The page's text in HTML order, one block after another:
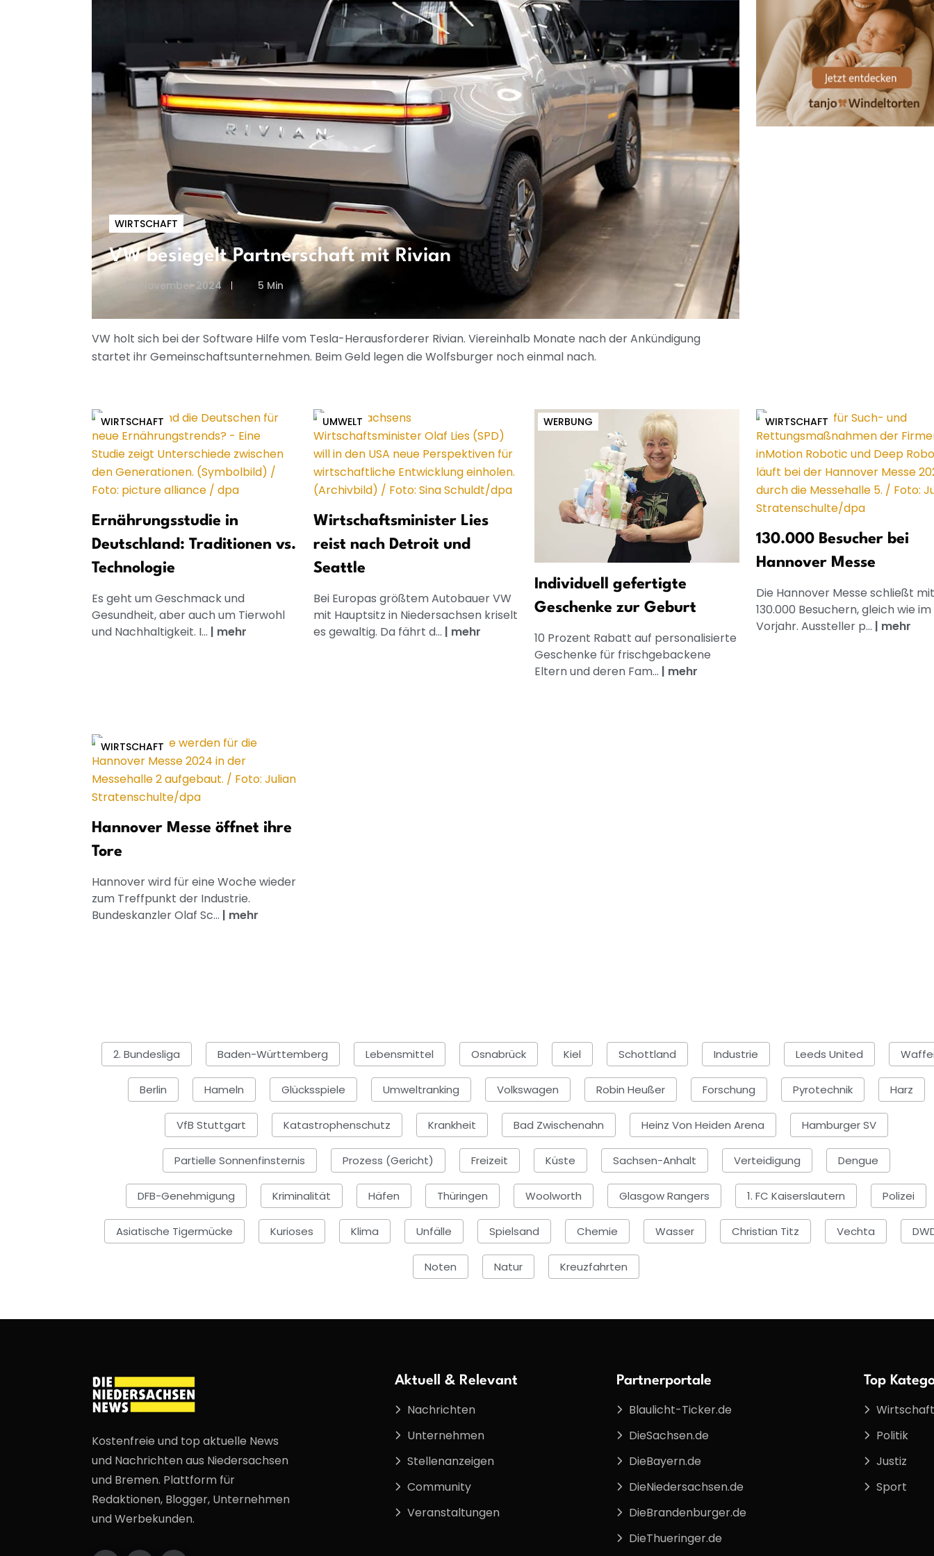
WIRTSCHAFT
VW besiegelt Partnerschaft mit Rivian
13. November 2024 5 Min
VW holt sich bei der Software Hilfe vom Tesla-Herausforderer Rivian. Viereinhalb Monate nach der Ankündigung
startet ihr Gemeinschaftsunternehmen. Beim Geld legen die Wolfsburger noch einmal nach.
WIRTSCHAFT
Ernährungsstudie in
Deutschland: Traditionen vs.
Technologie
Es geht um Geschmack und
Gesundheit, aber auch um Tierwohl
und Nachhaltigkeit. I... | mehr
UMWELT
Wirtschaftsminister Lies
reist nach Detroit und
Seattle
Bei Europas größtem Autobauer VW
mit Hauptsitz in Niedersachsen kriselt
es gewaltig. Da fährt d... | mehr
WERBUNG
Individuell gefertigte
Geschenke zur Geburt
10 Prozent Rabatt auf personalisierte
Geschenke für frischgebackene
Eltern und deren Fam... | mehr
WIRTSCHAFT
130.000 Besucher bei
Hannover Messe
Die Hannover Messe schließt mit
130.000 Besuchern, gleich wie im
Vorjahr. Aussteller p... | mehr
WIRTSCHAFT
Hannover Messe öffnet ihre
Tore
Hannover wird für eine Woche wieder
zum Treffpunkt der Industrie.
Bundeskanzler Olaf Sc... | mehr
2. Bundesliga Baden-Württemberg Lebensmittel Osnabrück Kiel Schottland Industrie Leeds United
Berlin Hameln Glücksspiele Umweltranking Volkswagen Robin Heußer Forschung Pyrotechnik Harz
VfB Stuttgart Katastrophenschutz Krankheit Bad Zwischenahn Heinz Von Heiden Arena Hamburger SV
Partielle Sonnenfinsternis Prozess (Gericht) Freizeit Küste Sachsen-Anhalt Verteidigung Dengue
DFB-Genehmigung Kriminalität Häfen Thüringen Woolworth Glasgow Rangers 1. FC Kaiserslautern Polizei
Asiatische Tigermücke Kurioses Klima Unfälle Spielsand Chemie Wasser Christian Titz Vechta
Noten Natur Kreuzfahrten
Kostenfreie und top aktuelle News
und Nachrichten aus Niedersachsen
und Bremen. Plattform für
Redaktionen, Blogger, Unternehmen
und Werbekunden.
Aktuell & Relevant
Nachrichten
Unternehmen
Stellenanzeigen
Community
Veranstaltungen
Partnerportale
Blaulicht-Ticker.de
DieSachsen.de
DieBayern.de
DieNiedersachsen.de
DieBrandenburger.de
DieThueringer.de
Top
Wirtschaft
Politik
Justiz
Sport